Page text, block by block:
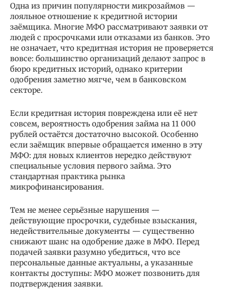
Одна из причин популярности микрозаймов —
лояльное отношение к кредитной истории
заёмщика. Многие МФО рассматривают заявки от
людей с просрочками или отказами из банков. Это
не означает, что кредитная история не проверяется
вовсе: большинство организаций делают запрос в
бюро кредитных историй, однако критерии
одобрения заметно мягче, чем в банковском
секторе.
Если кредитная история повреждена или её нет
совсем, вероятность одобрения займа на 11 000
рублей остаётся достаточно высокой. Особенно
если заёмщик впервые обращается именно в эту
МФО: для новых клиентов нередко действуют
специальные условия первого займа. Это
стандартная практика рынка
микрофинансирования.
Тем не менее серьёзные нарушения —
действующие просрочки, судебные взыскания,
недействительные документы — существенно
снижают шанс на одобрение даже в МФО. Перед
подачей заявки разумно убедиться, что все
персональные данные актуальны, а указанные
контакты доступны: МФО может позвонить для
подтверждения заявки.